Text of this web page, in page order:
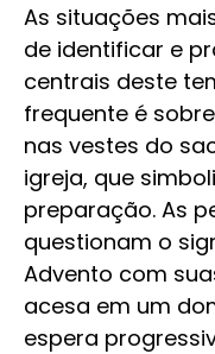
As situações
de identificar e
centrais deste
frequente é
nas vestes do
igreja, que
preparação. As
questionam o
Advento com
acesa em um
espera